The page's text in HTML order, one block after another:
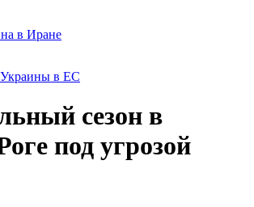
в Иране
в ЕС
сезон в
под угрозой